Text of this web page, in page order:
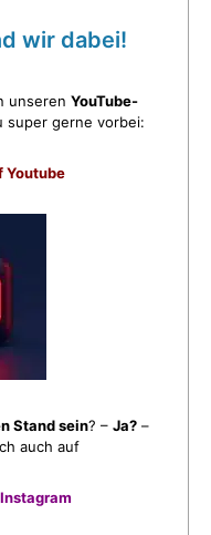
wir dabei!
unseren YouTube-
super gerne vorbei:
Youtube
Stand sein? –Ja? –
auch auf